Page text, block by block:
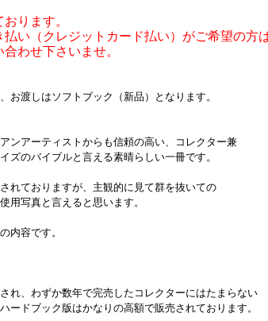
ります。
い（クレジットカード払い）がご希望の方
わせ下さいませ。
お渡しはソフトブック（新品）となります。
ンアーティストからも信頼の高い、コレクター兼
ズのバイブルと言える素晴らしい一冊です。
れておりますが、主観的に見て群を抜いての
用写真と言えると思います。
内容です。
れ、わずか数年で完売したコレクターにはたまらない
ードブック版はかなりの高額で販売されております。